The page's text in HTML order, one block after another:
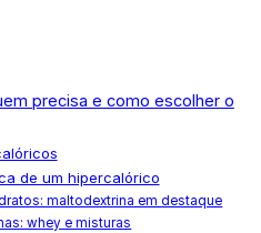
precisa e como escolher o
de um hipercalórico
maltodextrina em destaque
whey e misturas